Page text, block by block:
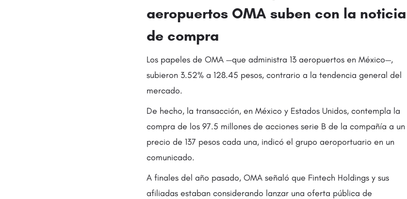
aeropuertos OMA suben con la noticia
de compra
Los papeles de OMA —que administra 13 aeropuertos en México—,
subieron 3.52% a 128.45 pesos, contrario a la tendencia general del
mercado.
De hecho, la transacción, en México y Estados Unidos, contempla la
compra de los 97.5 millones de acciones serie B de la compañía a un
precio de 137 pesos cada una, indicó el grupo aeroportuario en un
comunicado.
A finales del año pasado, OMA señaló que Fintech Holdings y sus
afiliadas estaban considerando lanzar una oferta pública de